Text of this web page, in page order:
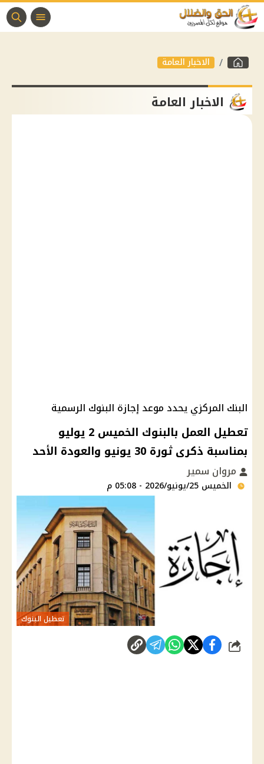
الاخبار العامة
الاخبار العامة
البنك المركزي يحدد موعد إجازة البنوك الرسمية
تعطيل العمل بالبنوك الخميس 2 يوليو
بمناسبة ذكرى ثورة 30 يونيو والعودة الأحد
مروان سمير
الخميس 25/يونيو/2026 - 05:08 م
تعطيل البنوك
شارك